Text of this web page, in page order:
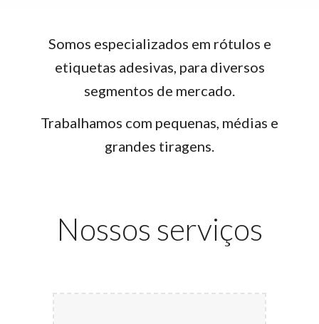
Somos especializados em rótulos e
etiquetas adesivas, para diversos
segmentos de mercado.
Trabalhamos com pequenas, médias e
grandes tiragens.
Nossos serviços